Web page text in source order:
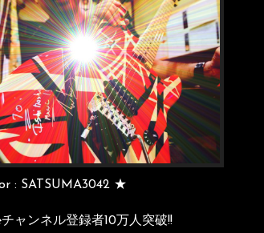
: SATSUMA3042 ★
ャンネル登録者10万人突破!!